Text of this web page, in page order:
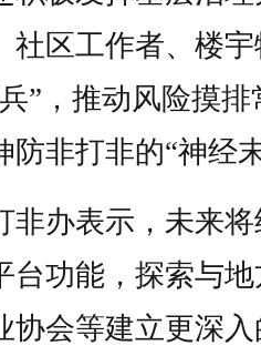
社区工作者、楼
”，推动风险摸排
防非打非的“神经
办表示，未来将
台功能，探索与
协会等建立更深